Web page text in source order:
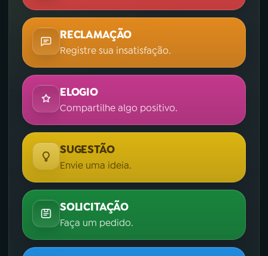
RECLAMAÇÃO
Registre sua insatisfação.
ELOGIO
Compartilhe algo positivo.
SUGESTÃO
Envie uma ideia.
SOLICITAÇÃO
Faça um pedido.